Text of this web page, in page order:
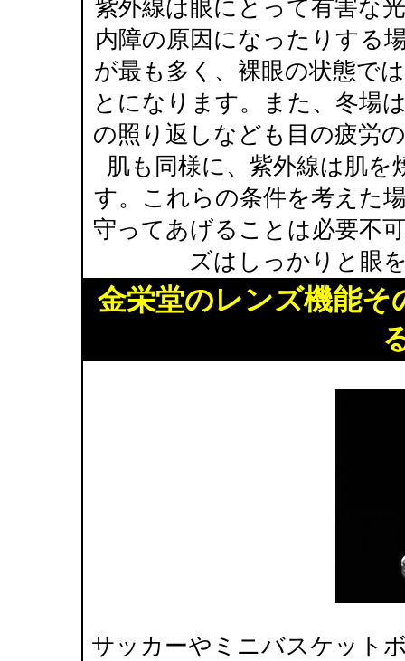
紫外線は眼にとって有害な
内障の原因になったりする
が最も多く、裸眼の状態で
とになります。また、冬場
の照り返しなども目の疲労
肌も同様に、紫外線は肌
す。これらの条件を考えた
守ってあげることは必要不
ズはしっかりと眼
金栄堂のレンズ機能そ
サッカーやミニバスケット